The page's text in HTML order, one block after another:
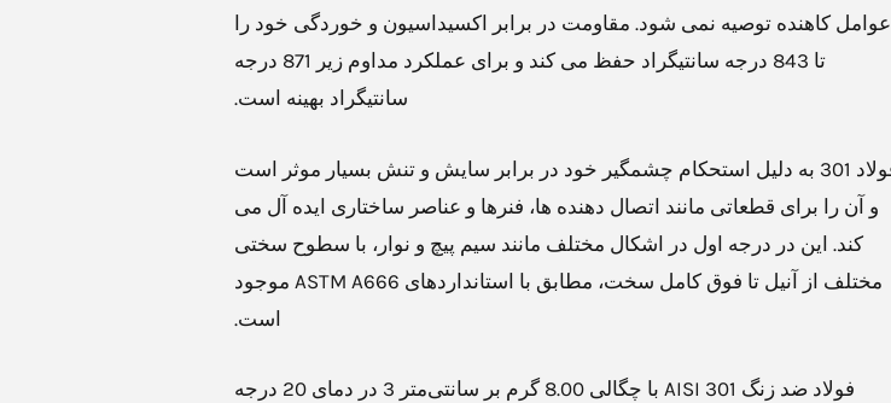
عوامل کاهنده توصیه نمی شود. مقاومت در برابر اکسیداسیون و خوردگی خود را
تا 843 درجه سانتیگراد حفظ می کند و برای عملکرد مداوم زیر 871 درجه
سانتیگراد بهینه است.
فولاد 301 به دلیل استحکام چشمگیر خود در برابر سایش و تنش بسیار موثر است
و آن را برای قطعاتی مانند اتصال دهنده ها، فنرها و عناصر ساختاری ایده آل می
کند. این در درجه اول در اشکال مختلف مانند سیم پیچ و نوار، با سطوح سختی
مختلف از آنیل تا فوق کامل سخت، مطابق با استانداردهای ASTM A666 موجود
است.
فولاد ضد زنگ AISI 301 با چگالی 8.00 گرم بر سانتی‌متر 3 در دمای 20 درجه